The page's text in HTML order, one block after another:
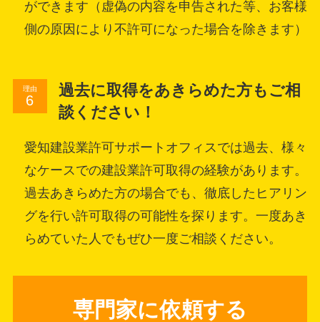
ができます（虚偽の内容を申告された等、お客様
側の原因により不許可になった場合を除きます）
理由
過去に取得をあきらめた方もご相
談ください！
愛知建設業許可サポートオフィスでは過去、様々
なケースでの建設業許可取得の経験があります。
過去あきらめた方の場合でも、徹底したヒアリン
グを行い許可取得の可能性を探ります。一度あき
らめていた人でもぜひ一度ご相談ください。
専門家に依頼する